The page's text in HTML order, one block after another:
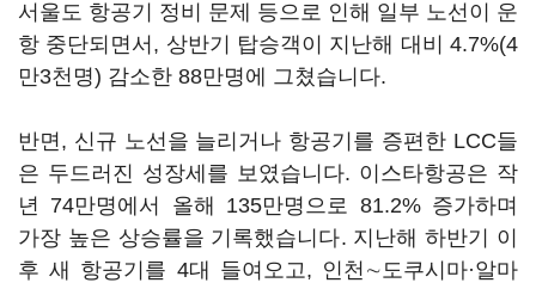
서울도 항공기 정비 문제 등으로 인해 일부 노선이 운
항 중단되면서, 상반기 탑승객이 지난해 대비 4.7%(4
만3천명) 감소한 88만명에 그쳤습니다.
반면, 신규 노선을 늘리거나 항공기를 증편한 LCC들
은 두드러진 성장세를 보였습니다. 이스타항공은 작
년 74만명에서 올해 135만명으로 81.2% 증가하며
가장 높은 상승률을 기록했습니다. 지난해 하반기 이
후 새 항공기를 4대 들여오고, 인천∼도쿠시마·알마